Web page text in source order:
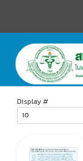
Display #